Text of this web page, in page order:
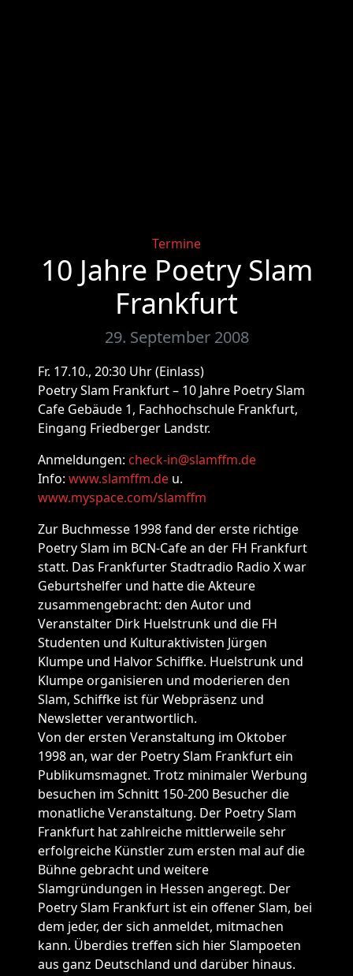
Categories
Termine
10 Jahre Poetry Slam
Frankfurt
29. September 2008
Fr. 17.10., 20:30 Uhr (Einlass)
Poetry Slam Frankfurt – 10 Jahre Poetry Slam
Cafe Gebäude 1, Fachhochschule Frankfurt,
Eingang Friedberger Landstr.
Anmeldungen: check-in@slamffm.de
Info: www.slamffm.de u.
www.myspace.com/slamffm
Zur Buchmesse 1998 fand der erste richtige
Poetry Slam im BCN-Cafe an der FH Frankfurt
statt. Das Frankfurter Stadtradio Radio X war
Geburtshelfer und hatte die Akteure
zusammengebracht: den Autor und
Veranstalter Dirk Huelstrunk und die FH
Studenten und Kulturaktivisten Jürgen
Klumpe und Halvor Schiffke. Huelstrunk und
Klumpe organisieren und moderieren den
Slam, Schiffke ist für Webpräsenz und
Newsletter verantwortlich.
Von der ersten Veranstaltung im Oktober
1998 an, war der Poetry Slam Frankfurt ein
Publikumsmagnet. Trotz minimaler Werbung
besuchen im Schnitt 150-200 Besucher die
monatliche Veranstaltung. Der Poetry Slam
Frankfurt hat zahlreiche mittlerweile sehr
erfolgreiche Künstler zum ersten mal auf die
Bühne gebracht und weitere
Slamgründungen in Hessen angeregt. Der
Poetry Slam Frankfurt ist ein offener Slam, bei
dem jeder, der sich anmeldet, mitmachen
kann. Überdies treffen sich hier Slampoeten
aus ganz Deutschland und darüber hinaus.